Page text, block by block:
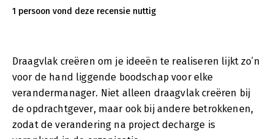
1 persoon vond deze recensie nuttig
Draagvlak creëren om je ideeën te realiseren lijkt zo’n
voor de hand liggende boodschap voor elke
verandermanager. Niet alleen draagvlak creëren bij
de opdrachtgever, maar ook bij andere betrokkenen,
zodat de verandering na project decharge is